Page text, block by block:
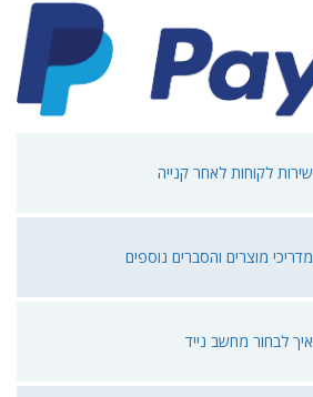
שירות לקוחות לאחר קנייה
מדריכי מוצרים והסברים נוספים
איך לבחור מחשב נייד